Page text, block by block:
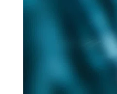
Aquatech Amsterdam
Brau Beviale